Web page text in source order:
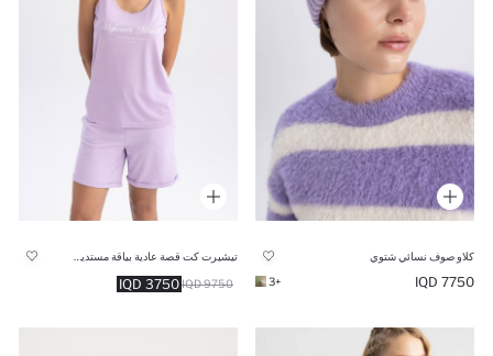
كلاو صوف نسائي شتوي
7750 IQD
+3
3750 IQD 9750 IQD